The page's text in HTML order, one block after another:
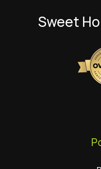
Sweet